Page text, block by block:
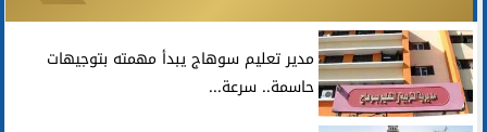
مدير تعليم سوهاج يبدأ مهمته بتوجيهات
حاسمة.. سرعة...